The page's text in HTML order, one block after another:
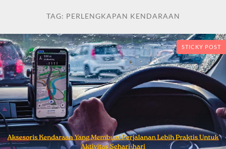
TAG: PERLENGKAPAN KENDARAAN
STICKY POST